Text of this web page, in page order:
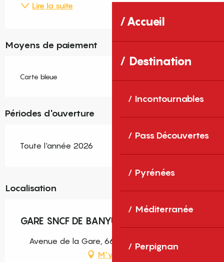
Accueil
Destination
Incontournables
Pass Découvertes
Pyrénées
Méditerranée
Perpignan
Lire la suite
Moyens de paiement
Carte bleue
Périodes d'ouverture
Toute l'année 2026
Localisation
GARE SNCF DE BANYULS SUR MER
Avenue de la Gare, 66650 Banyuls-sur-Mer
M'y rendre